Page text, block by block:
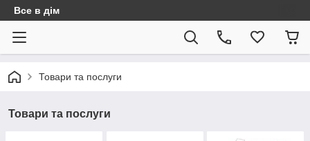
Все в дім
Товари та послуги
Товари та послуги